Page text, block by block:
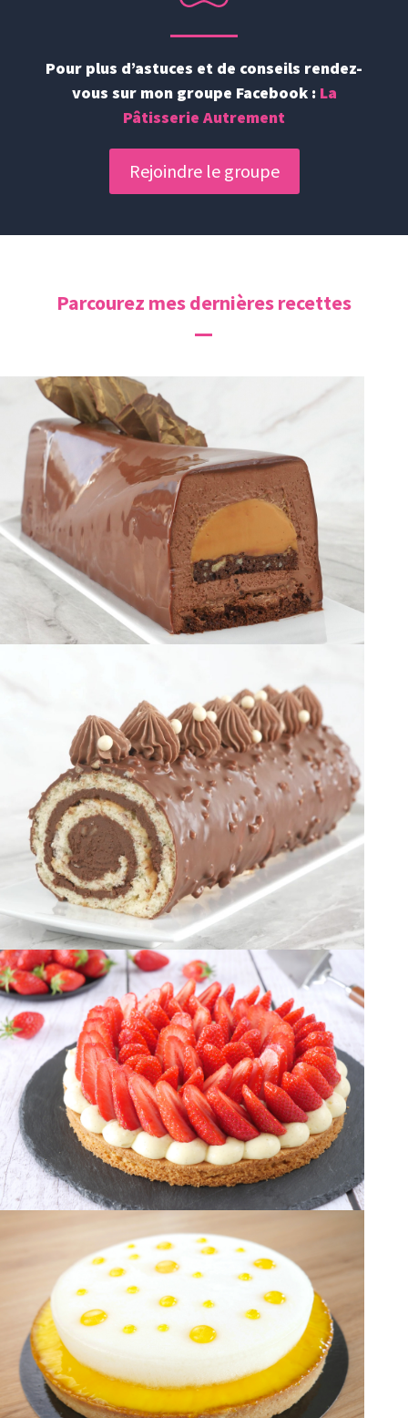
Pour plus d’astuces et de conseils rendez-
vous sur mon groupe Facebook : La
Pâtisserie Autrement
Rejoindre le groupe
Parcourez mes dernières recettes